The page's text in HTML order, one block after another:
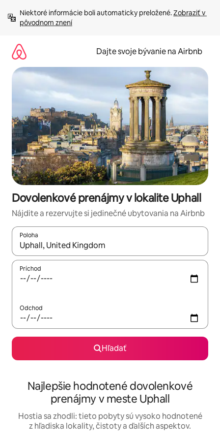
obsah.
Niektoré informácie boli automaticky preložené. Zobraziť v
pôvodnom znení
Dajte svoje bývanie na Airbnb
Dovolenkové prenájmy v lokalite Uphall
Nájdite a rezervujte si jedinečné ubytovania na Airbnb
Poloha
Keď budú výsledky k dispozícii, môžete si ich prechádzať
Príchod
Odchod
Hľadať
Najlepšie hodnotené dovolenkové
prenájmy v meste Uphall
Hostia sa zhodli: tieto pobyty sú vysoko hodnotené
z hľadiska lokality, čistoty a ďalších aspektov.